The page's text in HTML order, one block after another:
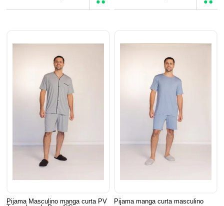
Pijama Masculino manga curta PV
Pijama manga curta masculino